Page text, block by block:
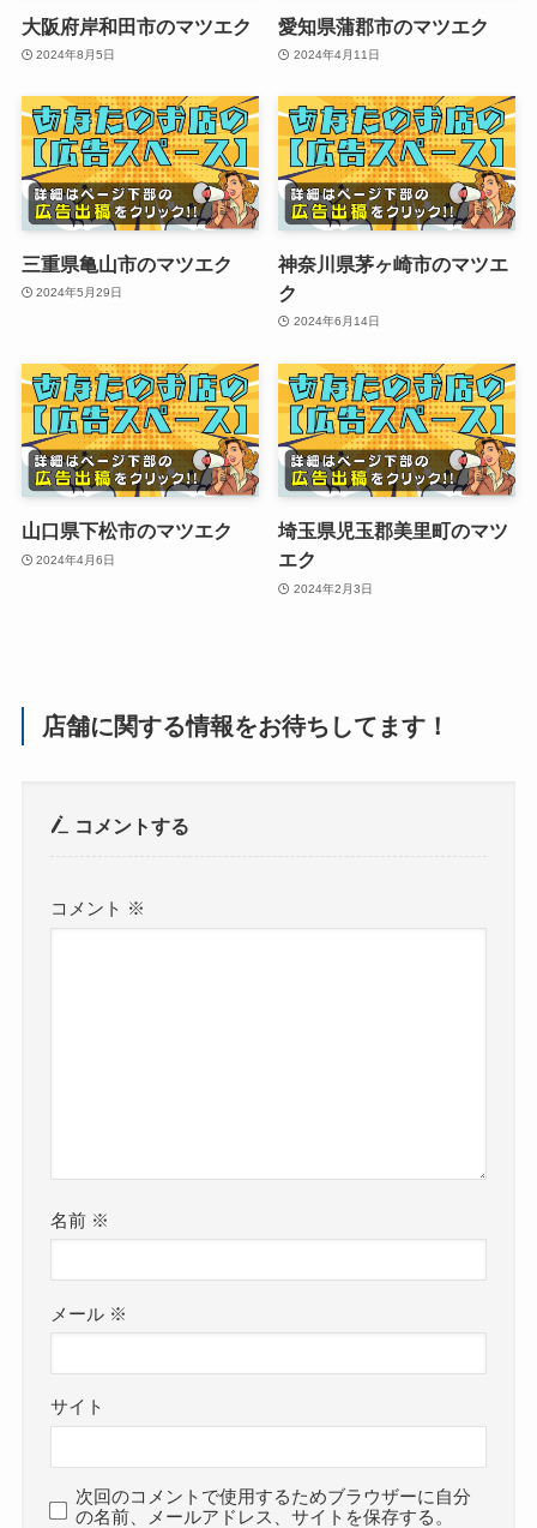
大阪府岸和田市のマツエク
2024年8月5日
愛知県蒲郡市のマツエク
2024年4月11日
三重県亀山市のマツエク
2024年5月29日
神奈川県茅ヶ崎市のマツエ
ク
2024年6月14日
山口県下松市のマツエク
2024年4月6日
埼玉県児玉郡美里町のマツ
エク
2024年2月3日
店舗に関する情報をお待ちしてます！
コメントする
コメント ※
名前 ※
メール ※
サイト
次回のコメントで使用するためブラウザーに自分
の名前、メールアドレス、サイトを保存する。